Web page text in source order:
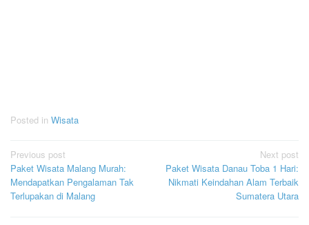
Posted in Wisata
Post
navigation
Previous post
Paket Wisata Malang Murah:
Mendapatkan Pengalaman Tak
Terlupakan di Malang
Next post
Paket Wisata Danau Toba 1 Hari:
Nikmati Keindahan Alam Terbaik
Sumatera Utara